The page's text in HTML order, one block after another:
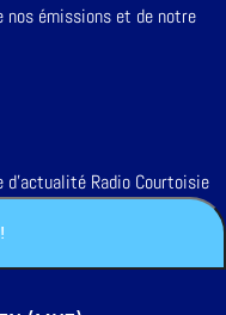
nos émissions et de notre
Radio Courtoisie